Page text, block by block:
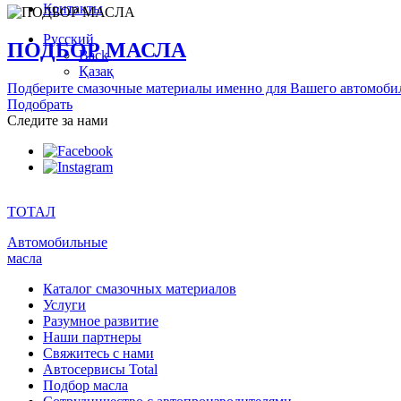
Контакты
Русский
Back
Қазақ
ПОДБОР МАСЛА
Подберите смазочные материалы именно для Вашего
Подобрать
Следите за нами
ТОТАЛ
Автомобильные
масла
Каталог смазочных материалов
Услуги
Разумное развитие
Наши партнеры
Свяжитесь с нами
Автосервисы Total
Подбор масла